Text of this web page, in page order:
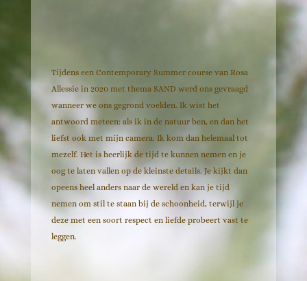
Tijdens een Contemporary Summer course van Rosa
Allessie in 2020 met thema SAND werd ons gevraagd
wanneer we ons gegrond voelden. Ik wist het
antwoord meteen: als ik in de natuur ben, en dan het
liefst ook met mijn camera. Ik kom dan helemaal tot
mezelf. Het is heerlijk de tijd te kunnen nemen en je
oog te laten vallen op de kleinste details. Je kijkt dan
opeens heel anders naar de wereld en kan je tijd
nemen om stil te staan bij de schoonheid, terwijl je
deze met een soort respect en liefde probeert vast te
leggen.